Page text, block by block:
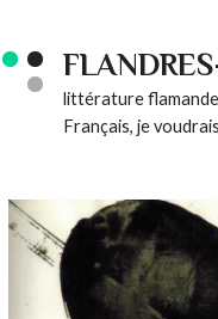
littérature flamande
Français, je